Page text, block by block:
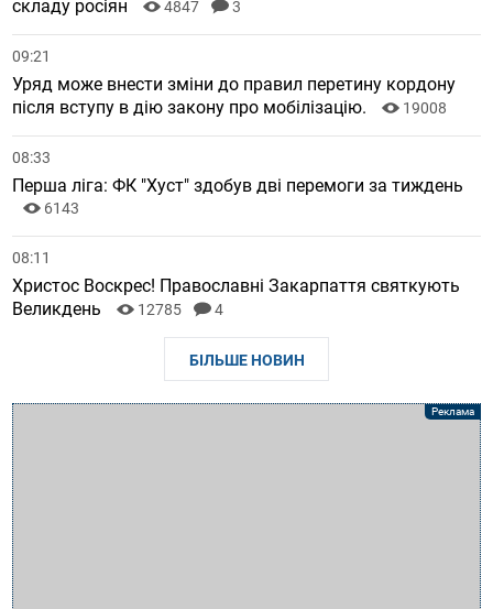
складу росіян 4847 3
09:21
Уряд може внести зміни до правил перетину кордону
після вступу в дію закону про мобілізацію.
19008
08:33
Перша ліга: ФК "Хуст" здобув дві перемоги за тиждень
6143
08:11
Христос Воскрес! Православні Закарпаття святкують
Великдень
12785 4
БІЛЬШЕ НОВИН